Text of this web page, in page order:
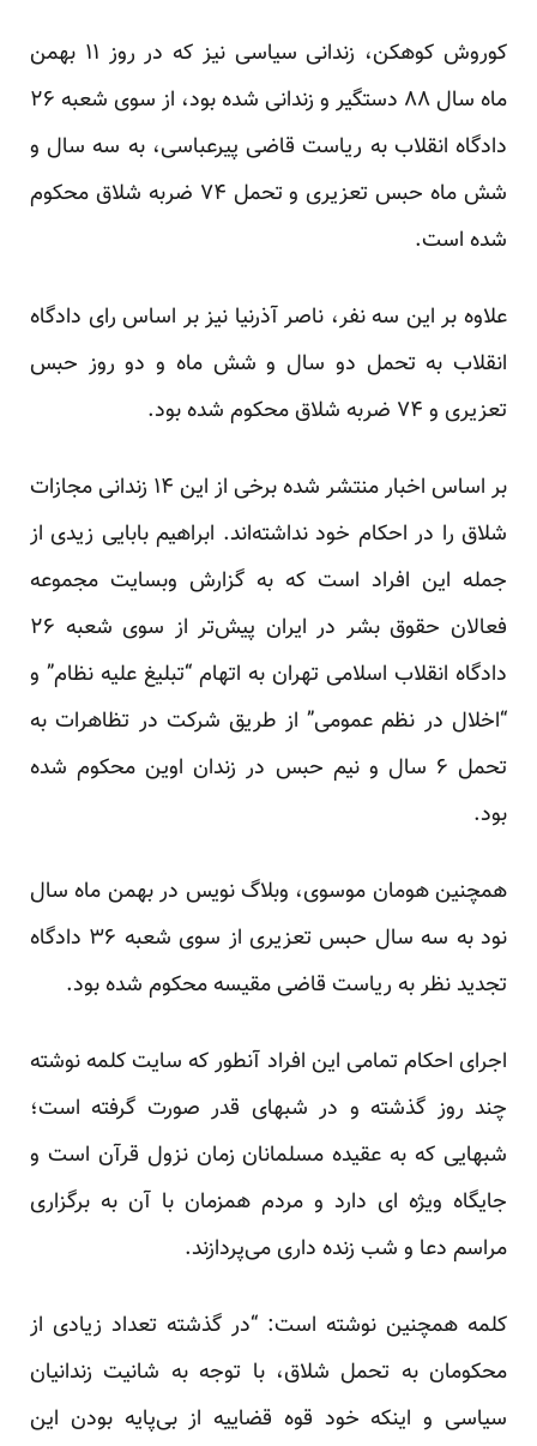
کوروش کوهکن، زندانی سیاسی نیز که در روز ۱۱ بهمن
ماه سال ۸۸ دستگیر و زندانی شده بود، از سوی شعبه ۲۶
دادگاه انقلاب به ریاست قاضی پیرعباسی، به سه سال و
شش ماه حبس تعزیری و تحمل ۷۴ ضربه شلاق محکوم
شده است.
علاوه بر این سه نفر، ناصر آذرنیا نیز بر اساس رای دادگاه
انقلاب به تحمل دو سال و شش ماه و دو روز حبس
تعزیری و ۷۴ ضربه شلاق محکوم شده بود.
بر اساس اخبار منتشر شده برخی از این ۱۴ زندانی مجازات
شلاق را در احکام خود نداشته‌اند. ابراهیم بابایی زیدی از
جمله این افراد است که به گزارش وبسایت مجموعه
فعالان حقوق بشر در ایران پیش‌تر از سوی شعبه ۲۶
دادگاه انقلاب اسلامی تهران به اتهام “تبلیغ علیه نظام” و
“اخلال در نظم عمومی” از طریق شرکت در تظاهرات به
تحمل ۶ سال و نیم حبس در زندان اوین محکوم شده
بود.
همچنین هومان موسوی، وبلاگ نویس در بهمن ماه سال
نود به سه سال حبس تعزیری از سوی شعبه ۳۶ دادگاه
تجدید نظر به ریاست قاضی مقیسه محکوم شده بود.
اجرای احکام تمامی این افراد آنطور که سایت کلمه نوشته
چند روز گذشته و در شبهای قدر صورت گرفته است؛
شبهایی که به عقیده مسلمانان زمان نزول قرآن است و
جایگاه ویژه ای دارد و مردم همزمان با آن به برگزاری
مراسم دعا و شب زنده داری می‌پردازند.
کلمه همچنین نوشته است: “در گذشته تعداد زیادی از
محکومان به تحمل شلاق، با توجه به شانیت زندانیان
سیاسی و اینکه خود قوه قضاییه از بی‌پایه بودن این